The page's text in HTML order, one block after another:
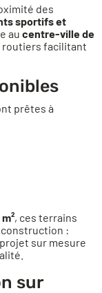
des
sportifs et
au centre-ville de
routiers facilitant
prêtes à
, ces terrains
construction :
sur mesure
sur